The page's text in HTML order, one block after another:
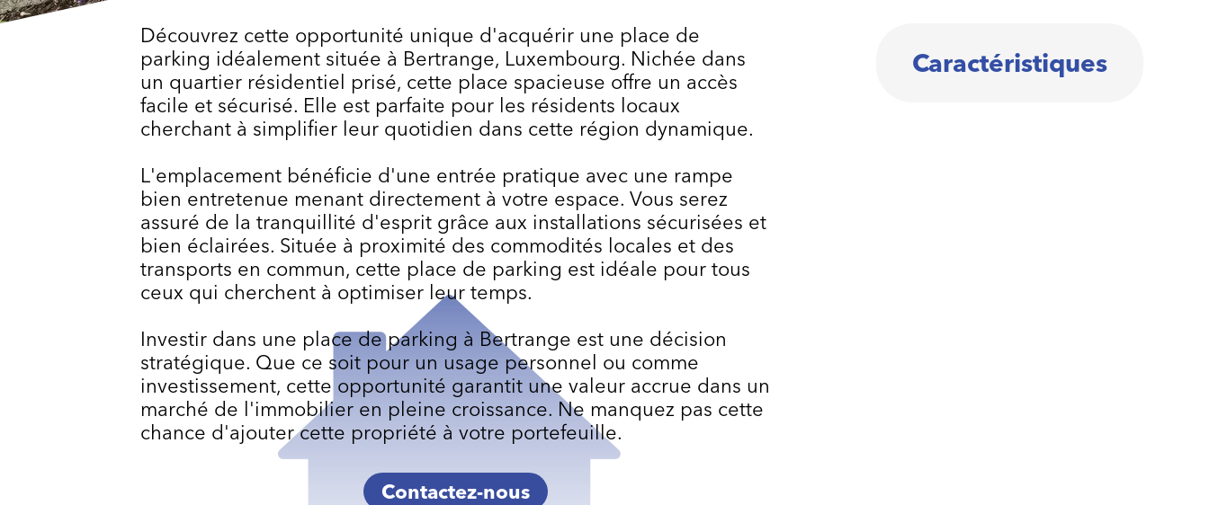
Découvrez cette opportunité unique d'acquérir une place de
parking idéalement située à Bertrange, Luxembourg. Nichée dans
un quartier résidentiel prisé, cette place spacieuse offre un accès
facile et sécurisé. Elle est parfaite pour les résidents locaux
cherchant à simplifier leur quotidien dans cette région dynamique.
L'emplacement bénéficie d'une entrée pratique avec une rampe
bien entretenue menant directement à votre espace. Vous serez
assuré de la tranquillité d'esprit grâce aux installations sécurisées et
bien éclairées. Située à proximité des commodités locales et des
transports en commun, cette place de parking est idéale pour tous
ceux qui cherchent à optimiser leur temps.
Investir dans une place de parking à Bertrange est une décision
stratégique. Que ce soit pour un usage personnel ou comme
investissement, cette opportunité garantit une valeur accrue dans un
marché de l'immobilier en pleine croissance. Ne manquez pas cette
chance d'ajouter cette propriété à votre portefeuille.
Contactez-nous
Caractéristiques